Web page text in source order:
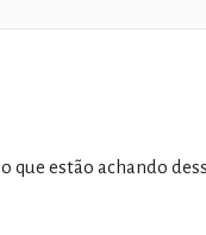
estão achando